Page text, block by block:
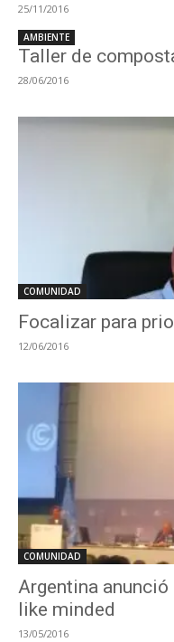
25/11/2016
AMBIENTE
Taller de
28/06/2016
COMUNIDAD
Focalizar para
12/06/2016
COMUNIDAD
Argentina
like minded
13/05/2016